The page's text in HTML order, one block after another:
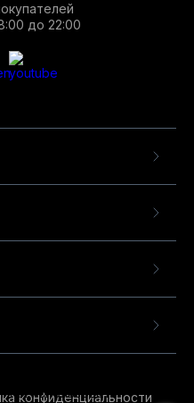
до 22:00
конфиденциальности
использовать